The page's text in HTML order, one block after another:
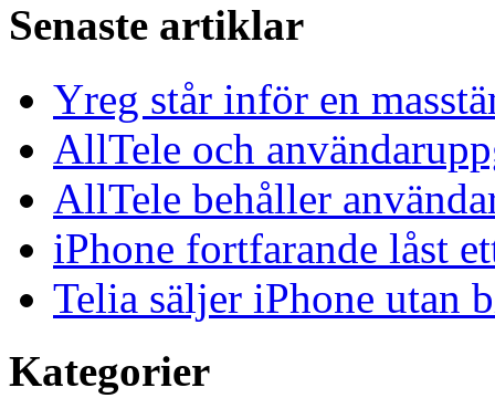
Senaste artiklar
Yreg står inför en
AllTele och
AllTele behåller
iPhone fortfarande låst
Telia säljer iPhone utan
Kategorier